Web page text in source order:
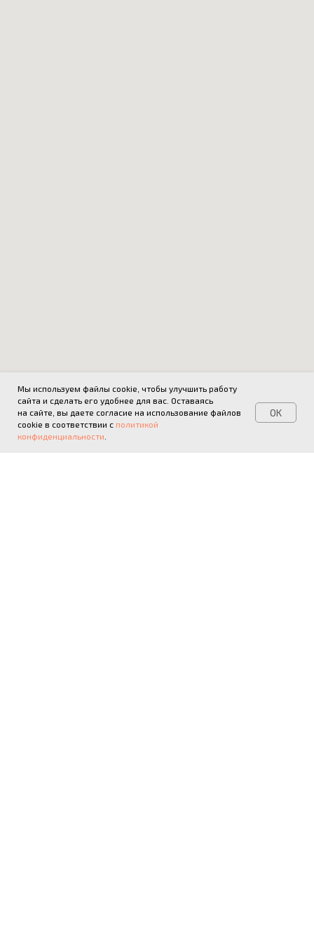
Мы используем файлы cookie, чтобы улучшить работу
сайта и сделать его удобнее для вас. Оставаясь
на сайте, вы даете согласие на использование файлов
cookie в соответствии с политикой
конфиденциальности
OK